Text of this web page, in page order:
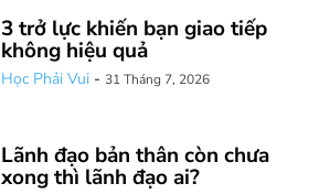
3 trở lực khiến bạn giao tiếp
không hiệu quả
Học Phải Vui - 31 Tháng 7, 2026
Lãnh đạo bản thân còn chưa
xong thì lãnh đạo ai?